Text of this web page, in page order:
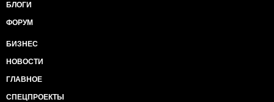
БЛОГИ
ФОРУМ
БИЗНЕС
НОВОСТИ
ГЛАВНОЕ
СПЕЦПРОЕКТЫ